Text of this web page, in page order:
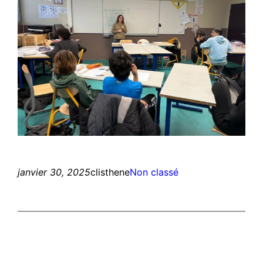
janvier 30, 2025clistheneNon classé